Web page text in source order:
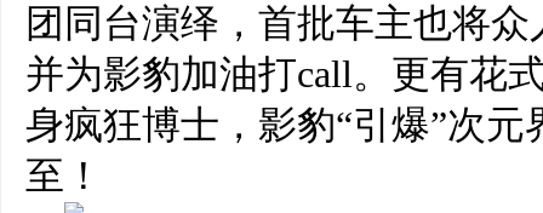
团同台演绎，首批车主也将
并为影豹加油打call。更有花
身疯狂博士，影豹“引爆”次
至！